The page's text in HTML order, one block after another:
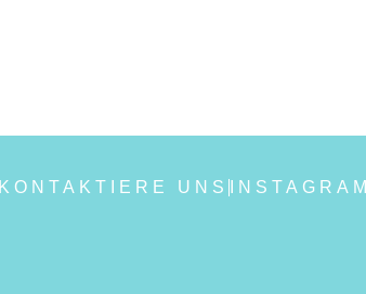
KONTAKTIERE UNS INSTAGRAM